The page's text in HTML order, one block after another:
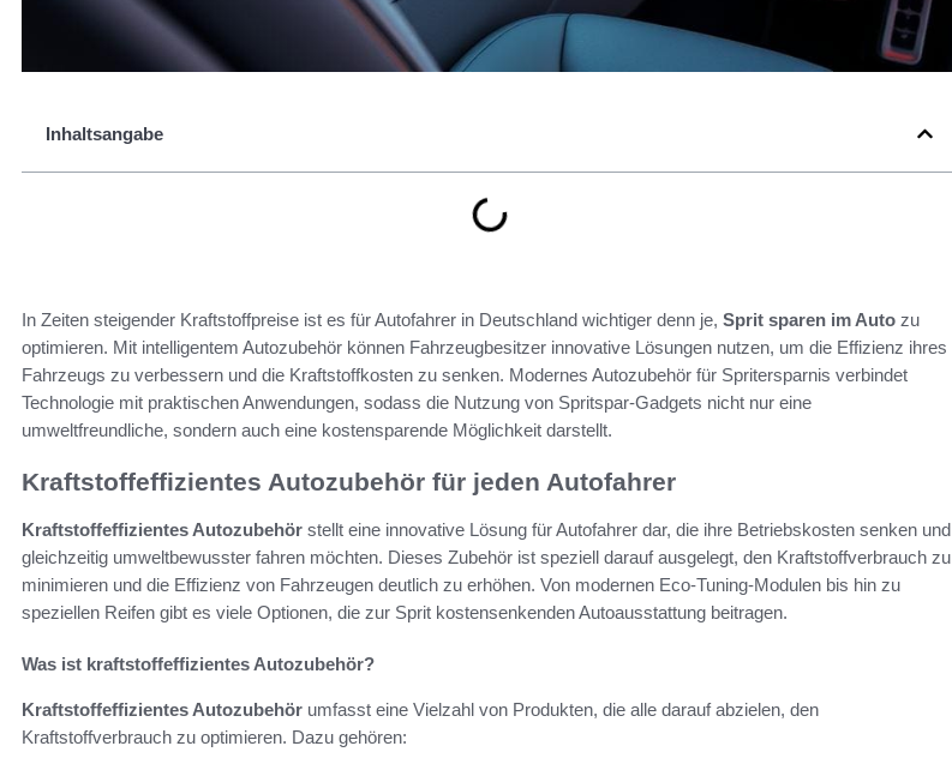
Inhaltsangabe
In Zeiten steigender Kraftstoffpreise ist es für Autofahrer in Deutschland wichtiger denn je, Sprit sparen im Auto zu
optimieren. Mit intelligentem Autozubehör können Fahrzeugbesitzer innovative Lösungen nutzen, um die Effizienz ihres
Fahrzeugs zu verbessern und die Kraftstoffkosten zu senken. Modernes Autozubehör für Spritersparnis verbindet
Technologie mit praktischen Anwendungen, sodass die Nutzung von Spritspar-Gadgets nicht nur eine
umweltfreundliche, sondern auch eine kostensparende Möglichkeit darstellt.
Kraftstoffeffizientes Autozubehör für jeden Autofahrer
Kraftstoffeffizientes Autozubehör stellt eine innovative Lösung für Autofahrer dar, die ihre Betriebskosten senken und
gleichzeitig umweltbewusster fahren möchten. Dieses Zubehör ist speziell darauf ausgelegt, den Kraftstoffverbrauch zu
minimieren und die Effizienz von Fahrzeugen deutlich zu erhöhen. Von modernen Eco-Tuning-Modulen bis hin zu
speziellen Reifen gibt es viele Optionen, die zur Sprit kostensenkenden Autoausstattung beitragen.
Was ist kraftstoffeffizientes Autozubehör?
Kraftstoffeffizientes Autozubehör umfasst eine Vielzahl von Produkten, die alle darauf abzielen, den
Kraftstoffverbrauch zu optimieren. Dazu gehören: